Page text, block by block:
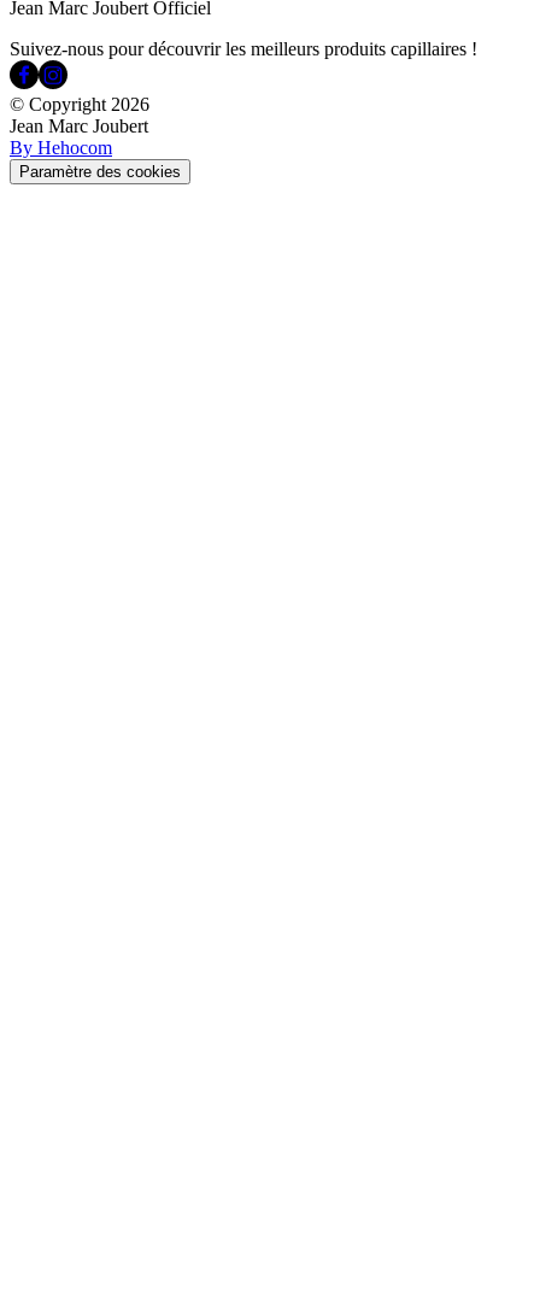
Jean Marc Joubert Officiel
Suivez-nous pour découvrir les meilleurs produits capillaires !
© Copyright 2026
Jean Marc Joubert
By Hehocom
Paramètre des cookies